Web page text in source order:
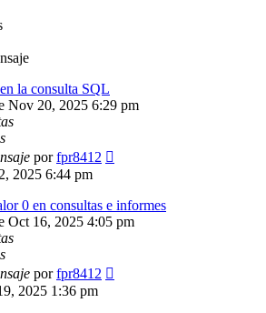
la consulta SQL
Nov 20, 2025 6:29 pm
porfpr8412
2025 6:44 pm
0 en consultas e informes
Oct 16, 2025 4:05 pm
porfpr8412
2025 1:36 pm